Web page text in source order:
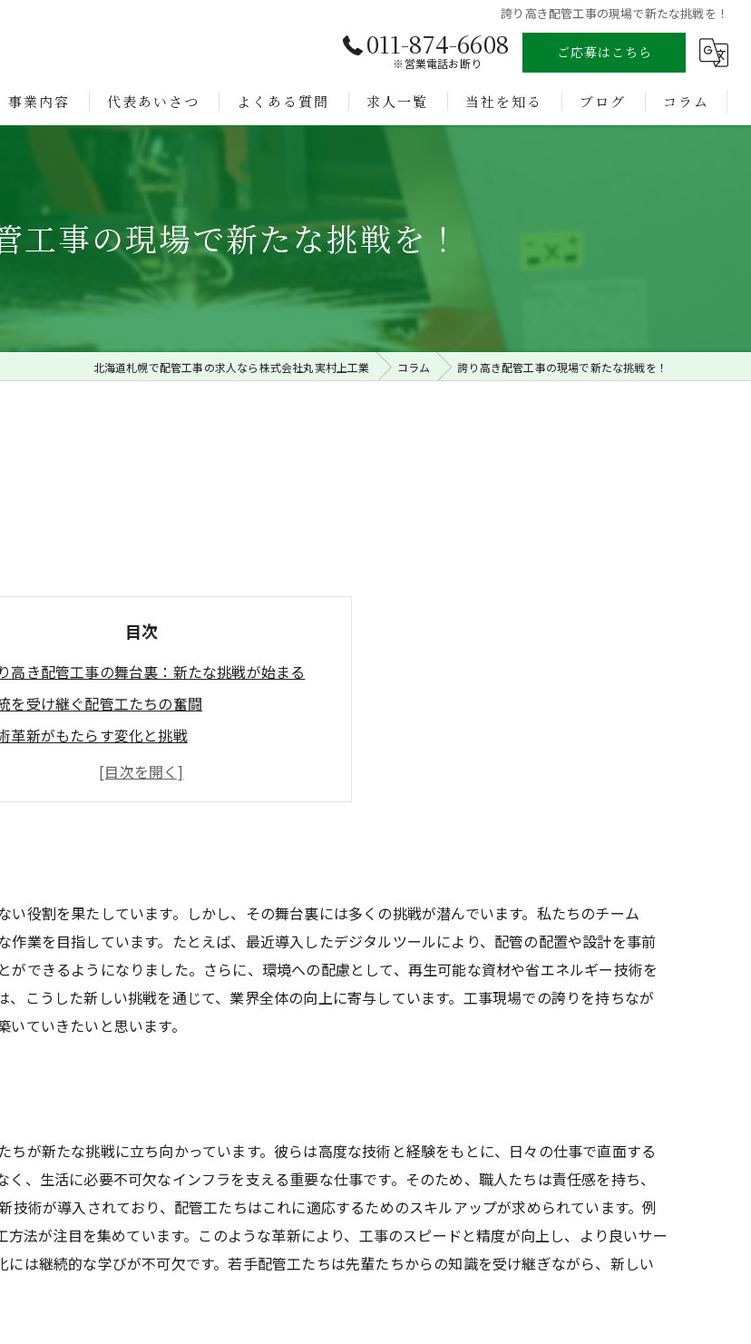
誇り高き配管工事の現場で新たな挑戦を！
011-874-6608
※営業電話お断り
ご応募はこちら
事業内容 代表あいさつ よくある質問 求人一覧 当社を知る ブログ コラム
工事の現場で新たな挑戦を！
北海道札幌で配管工事の求人なら株式会社丸実村上工業 コラム 誇り高き配管工事の現場で新たな挑戦を！
目次
高き配管工事の舞台裏：新たな挑戦が始まる
を受け継ぐ配管工たちの奮闘
革新がもたらす変化と挑戦
管工事現場でのチームワークの重要性
い挑戦を乗り越えた先に見つけたもの
な挑戦を経て生まれた配管工の成長
役割を果たしています。しかし、その舞台裏には多くの挑戦が潜んでいます。私たちのチーム
業を目指しています。たとえば、最近導入したデジタルツールにより、配管の配置や設計を事前
できるようになりました。さらに、環境への配慮として、再生可能な資材や省エネルギー技術を
こうした新しい挑戦を通じて、業界全体の向上に寄与しています。工事現場での誇りを持ちなが
ていきたいと思います。
が新たな挑戦に立ち向かっています。彼らは高度な技術と経験をもとに、日々の仕事で直面する
、生活に必要不可欠なインフラを支える重要な仕事です。そのため、職人たちは責任感を持ち、
技術が導入されており、配管工たちはこれに適応するためのスキルアップが求められています。例
法が注目を集めています。このような革新により、工事のスピードと精度が向上し、より良いサー
は継続的な学びが不可欠です。若手配管工たちは先輩たちからの知識を受け継ぎながら、新しい